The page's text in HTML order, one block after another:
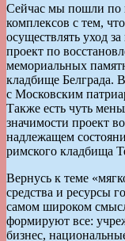
Сейчас мы пошли по
комплексов с тем,
осуществлять уход
проект по
мемориальных
кладбище Белграда.
с Московским
Также есть чуть
значимости проект
надлежащем
римского кладбища
Вернусь к теме
средства и ресурсы
самом широком
формируют все:
бизнес,